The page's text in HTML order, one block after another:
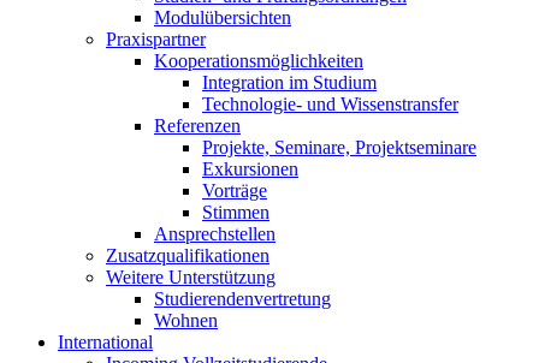
Modulübersichten
Praxispartner
Kooperationsmöglichkeiten
Integration im Studium
Technologie- und Wissenstransfer
Referenzen
Projekte, Seminare, Projektseminare
Exkursionen
Vorträge
Stimmen
Ansprechstellen
Zusatzqualifikationen
Weitere Unterstützung
Studierendenvertretung
Wohnen
International